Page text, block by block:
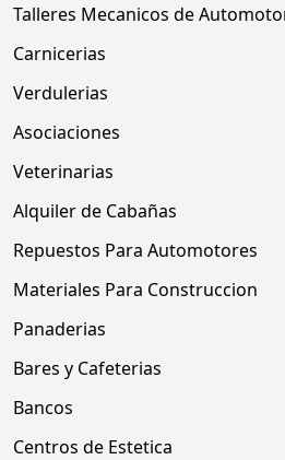
Talleres Mecanicos de
Carnicerias
Verdulerias
Asociaciones
Veterinarias
Alquiler de Cabañas
Repuestos Para Automotores
Materiales Para Construccion
Panaderias
Bares y Cafeterias
Bancos
Centros de Estetica